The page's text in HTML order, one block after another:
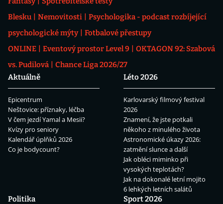
Blesku
Nemovitosti
Psychologika - podcast rozbíjející
psychologické mýty
Fotbalové přestupy
ONLINE
Eventový prostor Level 9
OKTAGON 92: Szabová
vs. Pudilová
Chance Liga 2026/27
Aktuálně
Epicentrum
Neštovice: příznaky, léčba
V čem jezdí Yamal a Mesii?
Kvízy pro seniory
Kalendář úplňků 2026
Co je bodycount?
Léto 2026
Karlovarský filmový festival
2026
Znamení, že jste potkali
někoho z minulého života
Astronomické úkazy 2026:
zatmění slunce a další
Jak obléci miminko při
vysokých teplotách?
Jak na dokonalé letní mojito
6 lehkých letních salátů
Politika
Sport 2026